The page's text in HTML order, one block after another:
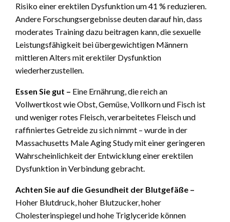
Risiko einer erektilen Dysfunktion um 41 % reduzieren.
Andere Forschungsergebnisse deuten darauf hin, dass
moderates Training dazu beitragen kann, die sexuelle
Leistungsfähigkeit bei übergewichtigen Männern
mittleren Alters mit erektiler Dysfunktion
wiederherzustellen.
Essen Sie gut – Eine Ernährung, die reich an
Vollwertkost wie Obst, Gemüse, Vollkorn und Fisch ist
und weniger rotes Fleisch, verarbeitetes Fleisch und
raffiniertes Getreide zu sich nimmt – wurde in der
Massachusetts Male Aging Study mit einer geringeren
Wahrscheinlichkeit der Entwicklung einer erektilen
Dysfunktion in Verbindung gebracht.
Achten Sie auf die Gesundheit der Blutgefäße –
Hoher Blutdruck, hoher Blutzucker, hoher
Cholesterinspiegel und hohe Triglyceride können